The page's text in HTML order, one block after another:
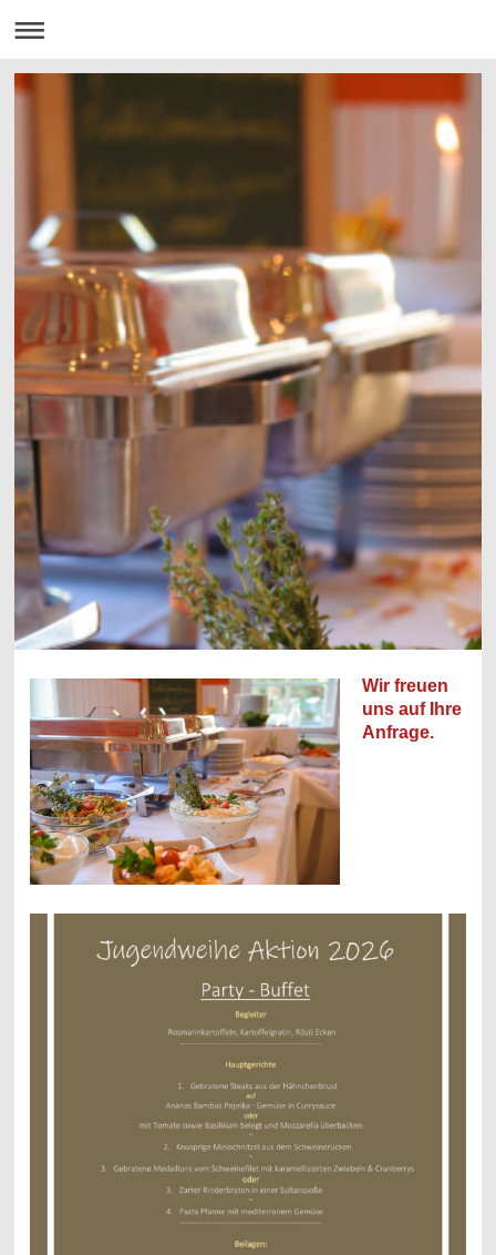
Wir freuen
uns auf Ihre
Anfrage.